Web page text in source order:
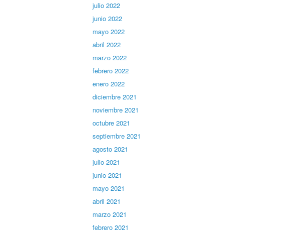
julio 2022
junio 2022
mayo 2022
abril 2022
marzo 2022
febrero 2022
enero 2022
diciembre 2021
noviembre 2021
octubre 2021
septiembre 2021
agosto 2021
julio 2021
junio 2021
mayo 2021
abril 2021
marzo 2021
febrero 2021